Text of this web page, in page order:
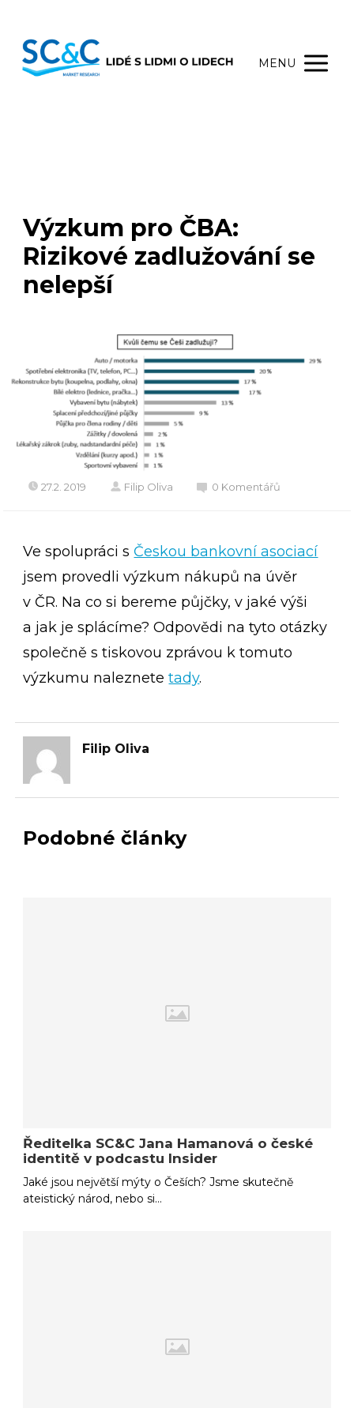
MENU
Výzkum pro ČBA:
Rizikové zadlužování se
nelepší
27.2. 2019 Filip Oliva 0 Komentářů
Ve spolupráci s Českou bankovní asociací
jsem provedli výzkum nákupů na úvěr
v ČR. Na co si bereme půjčky, v jaké výši
a jak je splácíme? Odpovědi na tyto otázky
společně s tiskovou zprávou k tomuto
výzkumu naleznetetady.
Filip Oliva
Podobné články
Ředitelka SC&C Jana Hamanová o české
identitě v podcastu Insider
Jaké jsou největší mýty o Češích? Jsme skutečně
ateistický národ, nebo si…